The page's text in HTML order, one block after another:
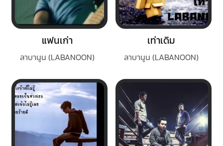
แฟนเก่า
ลาบานูน (LABANOON)
เท่าเดิม
ลาบานูน (LABANOON)